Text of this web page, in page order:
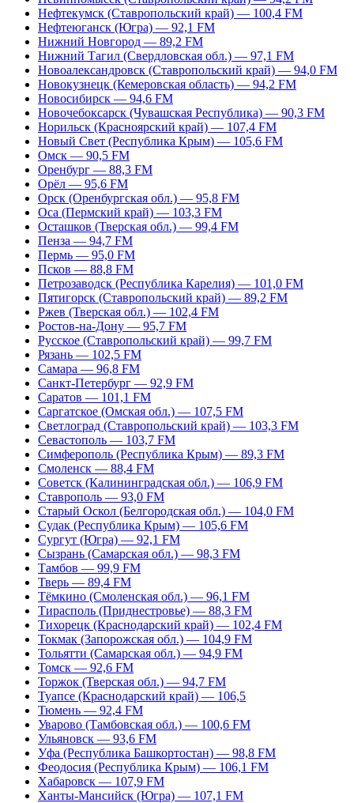
Нефтекумск (Ставропольский край) — 100,4 FM
Нефтеюганск (Югра) — 92,1 FM
Нижний Новгород — 89,2 FM
Нижний Тагил (Свердловская обл.) — 97,1 FM
Новоалександровск (Ставропольский край) — 94,0 FM
Новокузнецк (Кемеровская область) — 94,2 FM
Новосибирск — 94,6 FM
Новочебоксарск (Чувашская Республика) — 90,3 FM
Норильск (Красноярский край) — 107,4 FM
Новый Свет (Республика Крым) — 105,6 FM
Омск — 90,5 FM
Оренбург — 88,3 FM
Орёл — 95,6 FM
Орск (Оренбургская обл.) — 95,8 FM
Оса (Пермский край) — 103,3 FM
Осташков (Тверская обл.) — 99,4 FM
Пенза — 94,7 FM
Пермь — 95,0 FM
Псков — 88,8 FM
Петрозаводск (Республика Карелия) — 101,0 FM
Пятигорск (Ставропольский край) — 89,2 FM
Ржев (Тверская обл.) — 102,4 FM
Ростов-на-Дону — 95,7 FM
Русское (Ставропольский край) — 99,7 FM
Рязань — 102,5 FM
Самара — 96,8 FM
Санкт-Петербург — 92,9 FM
Саратов — 101,1 FM
Саргатское (Омская обл.) — 107,5 FM
Светлоград (Ставропольский край) — 103,3 FM
Севастополь — 103,7 FM
Симферополь (Республика Крым) — 89,3 FM
Смоленск — 88,4 FM
Советск (Калининградская обл.) — 106,9 FM
Ставрополь — 93,0 FM
Старый Оскол (Белгородская обл.) — 104,0 FM
Судак (Республика Крым) — 105,6 FM
Сургут (Югра) — 92,1 FM
Сызрань (Самарская обл.) — 98,3 FM
Тамбов — 99,9 FM
Тверь — 89,4 FM
Тёмкино (Смоленская обл.) — 96,1 FM
Тирасполь (Приднестровье) — 88,3 FM
Тихорецк (Краснодарский край) — 102,4 FM
Токмак (Запорожская обл.) — 104,9 FM
Тольятти (Самарская обл.) — 94,9 FM
Томск — 92,6 FM
Торжок (Тверская обл.) — 94,7 FM
Туапсе (Краснодарский край) — 106,5
Тюмень — 92,4 FM
Уварово (Тамбовская обл.) — 100,6 FM
Ульяновск — 93,6 FM
Уфа (Республика Башкортостан) — 98,8 FM
Феодосия (Республика Крым) — 106,1 FM
Хабаровск — 107,9 FM
Ханты-Мансийск (Югра) — 107,1 FM